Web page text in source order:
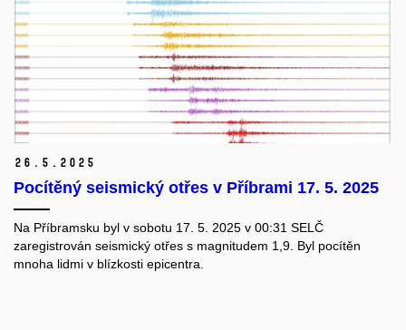
26. 5. 2025
Pocítěný seismický otřes v Příbrami 17. 5. 2025
Na Příbramsku byl v sobotu 17. 5. 2025 v 00:31 SELČ
zaregistrován seismický otřes s magnitudem 1,9. Byl pocítěn
mnoha lidmi v blízkosti epicentra.